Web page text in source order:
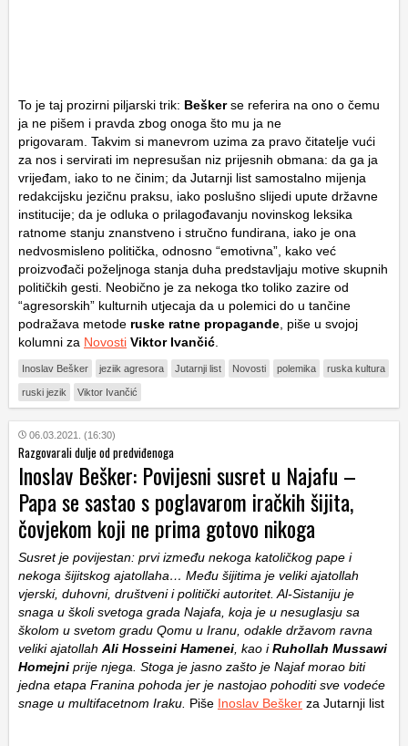
To je taj prozirni piljarski trik: Beškerse referira na ono o čemu
ja ne pišem i pravda zbog onoga što mu ja ne
prigovaram. Takvim si manevrom uzima za pravo čitatelje vući
za nos i servirati im nepresušan niz prijesnih obmana: da ga ja
vrijeđam, iako to ne činim; da Jutarnji list samostalno mijenja
redakcijsku jezičnu praksu, iako poslušno slijedi upute državne
institucije; da je odluka o prilagođavanju novinskog leksika
ratnome stanju znanstveno i stručno fundirana, iako je ona
nedvosmisleno politička, odnosno “emotivna”, kako već
proizvođači poželjnoga stanja duha predstavljaju motive skupnih
političkih gesti. Neobično je za nekoga tko toliko zazire od
“agresorskih” kulturnih utjecaja da u polemici do u tančine
podražava metode ruske ratne propagande , piše u svojoj
kolumni za Novosti Viktor Ivančić
Inoslav Bešker jeziik agresora Jutarnji list Novosti polemika ruska kultura
ruski jezik Viktor Ivančić
06.03.2021. (16:30)
Razgovarali dulje od predviđenoga
Inoslav Bešker: Povijesni susret u Najafu –
Papa se sastao s poglavarom iračkih šijita,
čovjekom koji ne prima gotovo nikoga
Susret je povijestan: prvi između nekoga katoličkog pape i
nekoga šijitskog ajatollaha… Među šijitima je veliki ajatollah
vjerski, duhovni, društveni i politički autoritet. Al-Sistaniju je
snaga u školi svetoga grada Najafa, koja je u nesuglasju sa
školom u svetom gradu Qomu u Iranu, odakle državom ravna
veliki ajatollah Ali Hosseini Hamenei , kao iRuhollah Mussawi
Homejni prije njega. Stoga je jasno zašto je Najaf morao biti
jedna etapa Franina pohoda jer je nastojao pohoditi sve vodeće
snage u multifacetnom Iraku. Piše Inoslav Bešker za Jutarnji list